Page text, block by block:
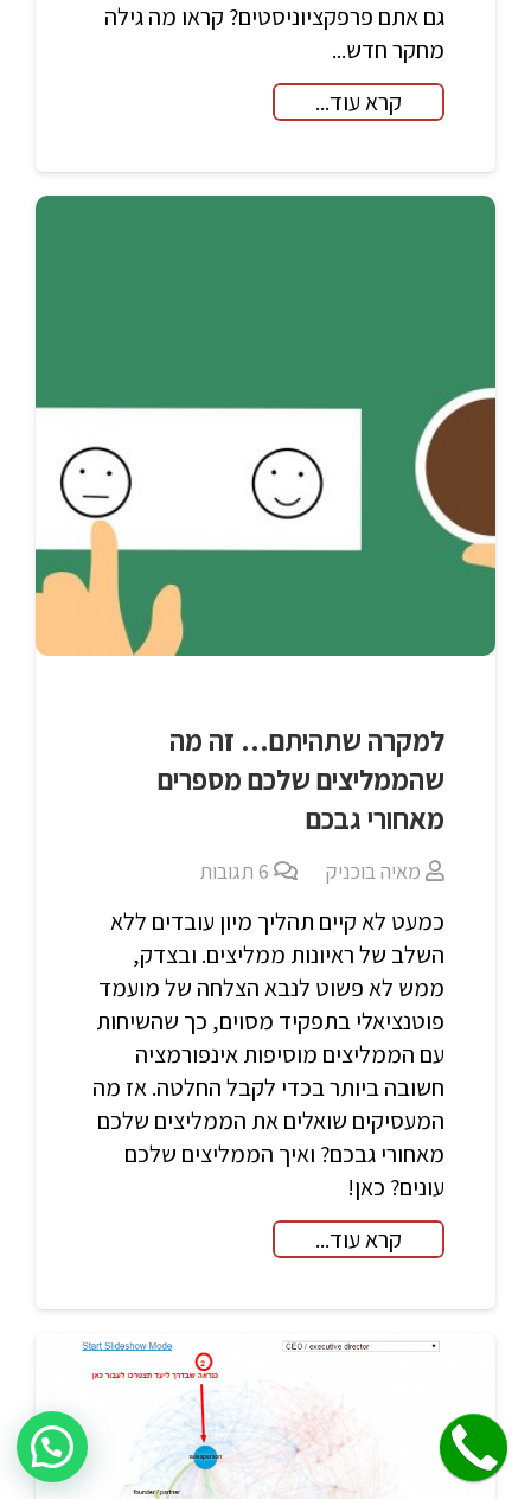
גם אתם פרפקציוניסטים? קראו מה גילה
מחקר חדש...
קרא עוד...
למקרה שתהיתם… זה מה
שהממליצים שלכם מספרים
מאחורי גבכם
מאיה בוכניק 6 תגובות
כמעט לא קיים תהליך מיון עובדים ללא
השלב של ראיונות ממליצים. ובצדק,
ממש לא פשוט לנבא הצלחה של מועמד
פוטנציאלי בתפקיד מסוים, כך שהשיחות
עם הממליצים מוסיפות אינפורמציה
חשובה ביותר בכדי לקבל החלטה. אז מה
המעסיקים שואלים את הממליצים שלכם
מאחורי גבכם? ואיך הממליצים שלכם
עונים? כאן!
קרא עוד...
שלחו הודעה לקבלת פרטים על היעוץ!